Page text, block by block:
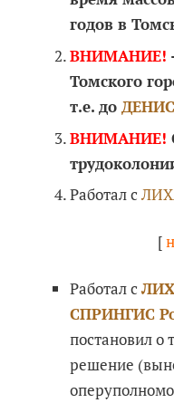
годов в
ВНИМАНИЕ!
Томского
т.е. до
ВНИМАНИЕ!
Работал с
[
Работал с
СПРИНГИС
постановил о
решение